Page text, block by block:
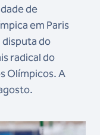
de
em Paris
disputa do
radical do
Olímpicos. A